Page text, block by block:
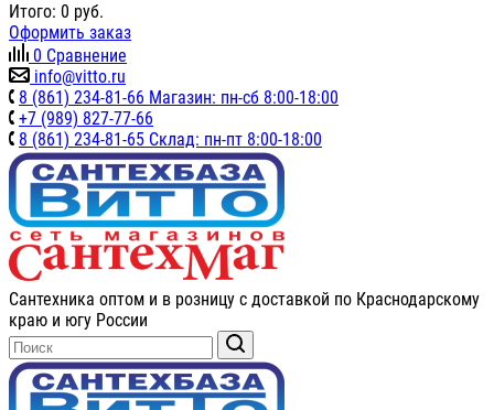
Итого: 0 руб.
Оформить заказ
0 Сравнение
info@vitto.ru
8 (861) 234-81-66 Магазин: пн-сб 8:00-18:00
+7 (989) 827-77-66
8 (861) 234-81-65 Склад: пн-пт 8:00-18:00
Сантехника оптом и в розницу с доставкой по Краснодарскому
краю и югу России